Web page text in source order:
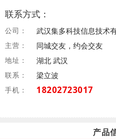
联系方式：
公司： 武汉集多科技信息技术
主营： 同城交友，约会交友
地址： 湖北 武汉
联系： 梁立波
手机： 18202723017
产品